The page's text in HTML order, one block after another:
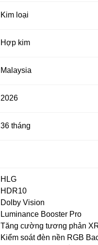
Kim loại
Hợp kim
Malaysia
2026
36 tháng
HLG
HDR10
Dolby Vision
Luminance Booster Pro
Tăng cường tương phản
Kiểm soát đèn nền RGB